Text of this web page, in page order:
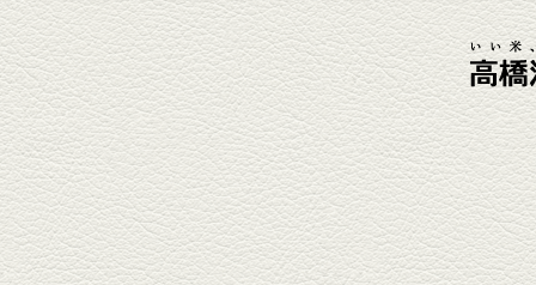
肴に。
2026年4月3日放送
元祖 鶏焼売＆牛テールの
土鍋めし
健軍電停そば『湯気立つ料理』
が名物の『yuge(ゆげ)』へ。
『白岳』を使った『旨み緑茶
割』で乾杯！
2026年3月13日放送
焼鳥おまかせ８本
健軍自衛隊通り『焼鳥 菖蒲谷』
で最高級の焼鳥を味わう。『銀
しろ...